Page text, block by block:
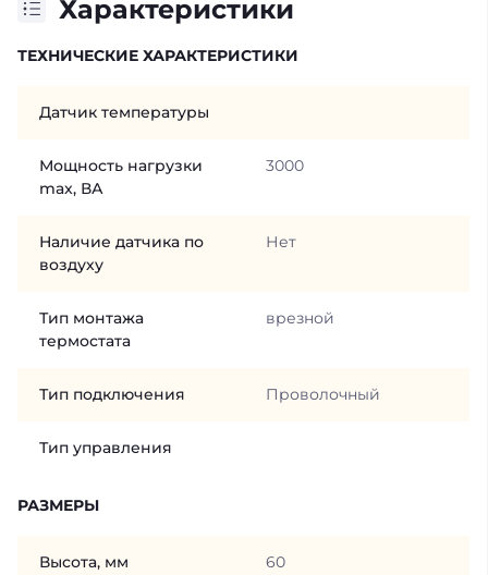
Характеристики
ТЕХНИЧЕСКИЕ ХАРАКТЕРИСТИКИ
Датчик температуры
Мощность нагрузки
max, ВА
3000
Наличие датчика по
воздуху
Нет
Тип монтажа
термостата
врезной
Тип подключения Проволочный
Тип управления
РАЗМЕРЫ
Высота, мм 60